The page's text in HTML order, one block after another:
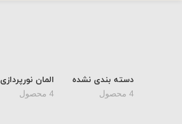
دسته بندی نشده
4 محصول
المان نورپردازی
4 محصول